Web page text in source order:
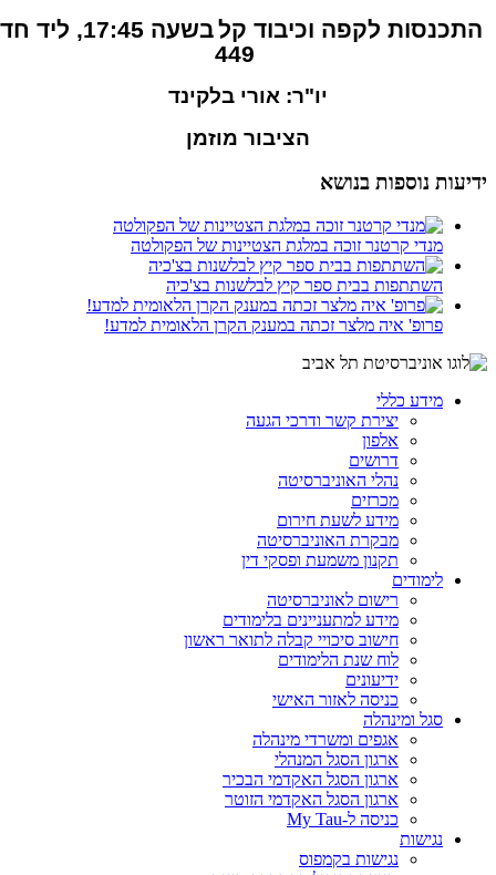
התכנסות לקפה וכיבוד קלבשעה 17:45, ליד
449
יו"ר: אורי בלקינד
הציבור מוזמן
ידיעות נוספות בנושא
מנדי קרטנר זוכה במלגת הצטיינות של הפקולטה
השתתפות בבית ספר קיץ לבלשנות בצ'כיה
פרופ' איה מלצר זכתה במענק הקרן הלאומית למדע!
מידע כללי
יצירת קשר ודרכי הגעה
אלפון
דרושים
נהלי האוניברסיטה
מכרזים
מידע לשעת חירום
מבקרת האוניברסיטה
תקנון משמעת ופסקי דין
לימודים
רישום לאוניברסיטה
מידע למתעניינים בלימודים
חישוב סיכויי קבלה לתואר ראשון
לוח שנת הלימודים
ידיעונים
כניסה לאזור האישי
סגל ומינהלה
אגפים ומשרדי מינהלה
ארגון הסגל המנהלי
ארגון הסגל האקדמי הבכיר
ארגון הסגל האקדמי הזוטר
כניסה ל-My Tau
נגישות
נגישות בקמפוס